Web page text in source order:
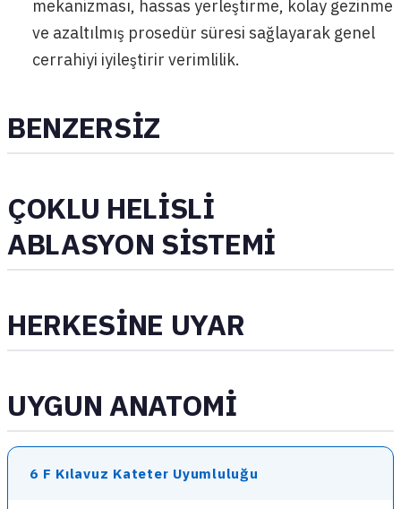
mekanizması, hassas yerleştirme, kolay gezinme
ve azaltılmış prosedür süresi sağlayarak genel
cerrahiyi iyileştirir verimlilik.
BENZERSİZ
ÇOKLU HELİSLİ
ABLASYON SİSTEMİ
HERKESİNE UYAR
UYGUN ANATOMİ
6 F Kılavuz Kateter Uyumluluğu